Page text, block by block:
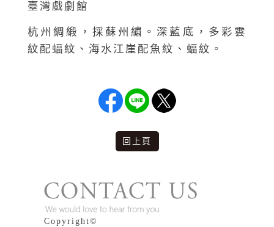
臺灣戲劇館
杭州綢緞，採蘇州繡。深藍底，多彩雲
紋配蝠紋、海水江崖配魚紋、蝠紋。
回上頁
版權說明
Copyright©